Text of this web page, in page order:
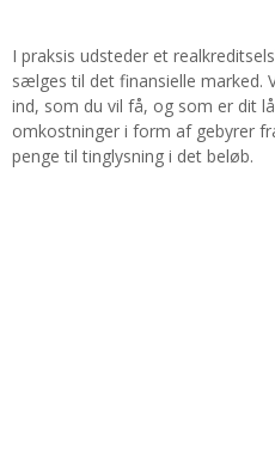
I praksis udsteder et
sælges til det finansielle marked.
ind, som du vil få, og som er dit
omkostninger i form af gebyrer
penge til tinglysning i det beløb.